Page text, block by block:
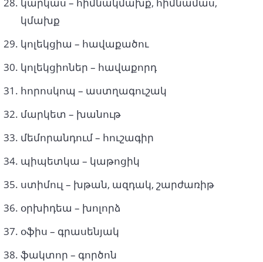
կմախք
կոլեկցիա – հավաքածու
կոլեկցիոներ – հավաքորդ
հորոսկոպ – աստղագուշակ
մարկետ – խանութ
մեմորանդում – հուշագիր
պիպետկա – կաթոցիկ
ստիմուլ – խթան, ազդակ, շարժառիթ
օրխիդեա – խոլորձ
օֆիս – գրասենյակ
ֆակտոր – գործոն